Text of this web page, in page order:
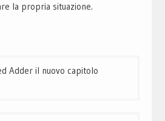
la propria situazione.
Adder il nuovo capitolo